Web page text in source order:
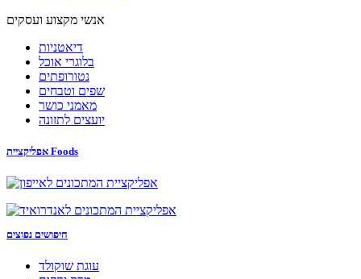
אנשי מקצוע ועסקים
דיאטניות
בלוגרי אוכל
נטורופתים
שפים וטבחים
מאמני כושר
יועצים לתזונה
אפליקציית Foods
חיפושים נפוצים
עוגת שוקולד